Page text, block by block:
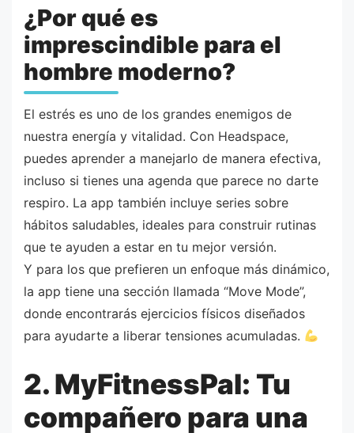
¿Por qué es
imprescindible para el
hombre moderno?
El estrés es uno de los grandes enemigos de
nuestra energía y vitalidad. Con Headspace,
puedes aprender a manejarlo de manera efectiva,
incluso si tienes una agenda que parece no darte
respiro. La app también incluye series sobre
hábitos saludables, ideales para construir rutinas
que te ayuden a estar en tu mejor versión.
Y para los que prefieren un enfoque más dinámico,
la app tiene una sección llamada “Move Mode”,
donde encontrarás ejercicios físicos diseñados
para ayudarte a liberar tensiones acumuladas.
2. MyFitnessPal: Tu
compañero para una